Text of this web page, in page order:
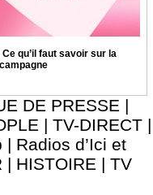
qu’il faut savoir sur la
campagne
DE PRESSE |
| TV-DIRECT |
| Radios d’Ici et
| HISTOIRE | TV